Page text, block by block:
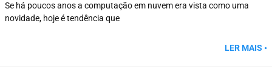
Se há poucos anos a computação em nuvem era vista como uma
novidade, hoje é tendência que
LER MAIS •